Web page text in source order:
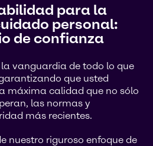
para la
personal:
de confianza
vanguardia de todo lo que
que usted
máxima calidad que no sólo
las normas y
más recientes.
nuestro riguroso enfoque de